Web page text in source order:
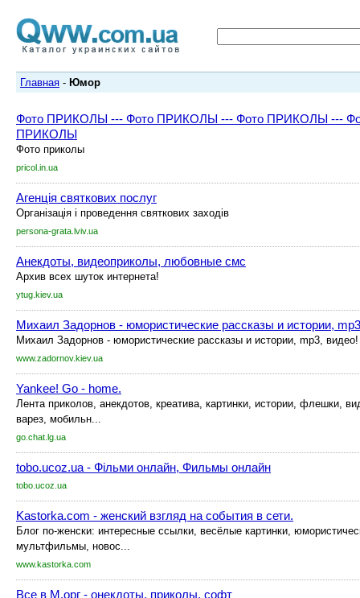
Главная - Юмор
Фото ПРИКОЛЫ --- Фото ПРИКОЛЫ --- Фото ПРИКОЛЫ ---
ПРИКОЛЫ
Фото приколы
pricol.in.ua
Агенція святкових послуг
Організація і проведення святкових заходів
persona-grata.lviv.ua
Анекдоты, видеоприколы, любовные смс
Архив всех шуток интернета!
ytug.kiev.ua
Михаил Задорнов - юмористические рассказы и истории,
Михаил Задорнов - юмористические рассказы и истории, mp3, видео!
www.zadornov.kiev.ua
Yankee! Go - home.
Лента приколов, анекдотов, креатива, картинки, истории, флешки,
варез, мобильн...
go.chat.lg.ua
tobo.ucoz.ua - Фільми онлайн, Фильмы онлайн
tobo.ucoz.ua
Kastorka.com - женский взгляд на события в сети.
Блог по-женски: интересные ссылки, весёлые картинки,
мультфильмы, новос...
www.kastorka.com
Все в М.орг - онекдоты, приколы, софт